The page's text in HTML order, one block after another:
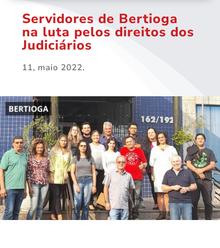
Servidores de Bertioga
na luta pelos direitos dos
Judiciários
11, maio 2022.